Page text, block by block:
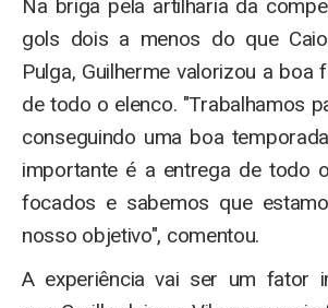
Na briga pela artilharia da
gols dois a menos do que
Pulga, Guilherme valorizou a boa
de todo o elenco. "Trabalhamos
conseguindo uma boa
importante é a entrega de todo
focados e sabemos que
nosso objetivo", comentou.
A experiência vai ser um fator